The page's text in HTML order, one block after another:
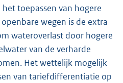
toepassen van hogere
wegen is de extra
wateroverlast door hogere
van de verharde
Het wettelijk mogelijk
van tariefdifferentiatie op